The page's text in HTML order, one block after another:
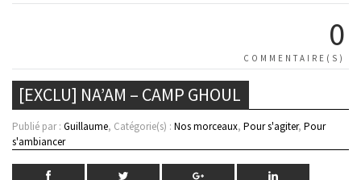
0
COMMENTAIRE(S)
[EXCLU] NA’AM – CAMP GHOUL
Publié par : Guillaume, Catégorie(s) : Nos morceaux, Pour s'agiter, Pour
s'ambiancer